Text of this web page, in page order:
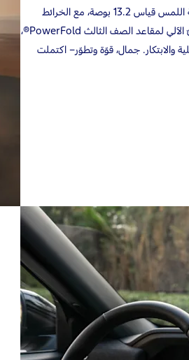
شاهد السماء مع فتحة السقف ذات اللوحتين، واستمتع بالتحكّم مع شاشة اللمس قياس 13.2 بوصة، مع الخرائط
والتطبيقات والموسيقى في متناول يديك. بالإضافة إلى ذلك، فإن ميزة الطيّ الآلي لمقاعد الصف الثالث PowerFold®،
والابتكار. جمال، قوّة وتطوّر– اكتملت